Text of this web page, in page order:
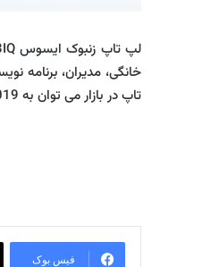
خانگی، مدیران، برنامه
تاپ در بازار می توان به Acer Swift، Dell XPS 13، MacBook Pro 2019 و… اشاره کرد.
فیس بوک